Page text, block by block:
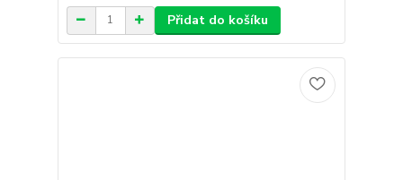
Přidat do košíku